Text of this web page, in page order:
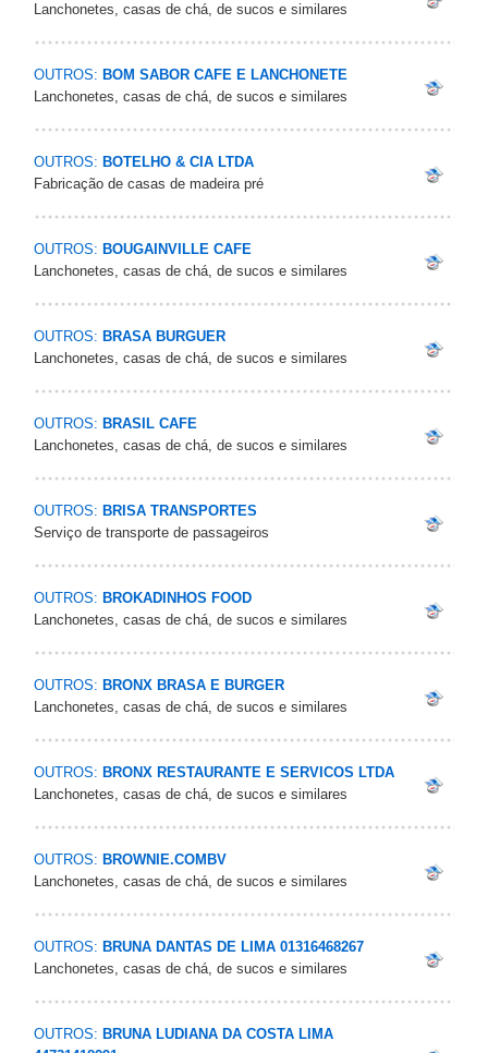
Lanchonetes, casas de chá, de sucos e similares
OUTROS: BOM SABOR CAFE E LANCHONETE
Lanchonetes, casas de chá, de sucos e similares
OUTROS: BOTELHO & CIA LTDA
Fabricação de casas de madeira pré
OUTROS: BOUGAINVILLE CAFE
Lanchonetes, casas de chá, de sucos e similares
OUTROS: BRASA BURGUER
Lanchonetes, casas de chá, de sucos e similares
OUTROS: BRASIL CAFE
Lanchonetes, casas de chá, de sucos e similares
OUTROS: BRISA TRANSPORTES
Serviço de transporte de passageiros
OUTROS: BROKADINHOS FOOD
Lanchonetes, casas de chá, de sucos e similares
OUTROS: BRONX BRASA E BURGER
Lanchonetes, casas de chá, de sucos e similares
OUTROS: BRONX RESTAURANTE E SERVICOS LTDA
Lanchonetes, casas de chá, de sucos e similares
OUTROS: BROWNIE.COMBV
Lanchonetes, casas de chá, de sucos e similares
OUTROS: BRUNA DANTAS DE LIMA 01316468267
Lanchonetes, casas de chá, de sucos e similares
OUTROS: BRUNA LUDIANA DA COSTA LIMA